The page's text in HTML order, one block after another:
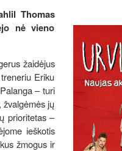
Thomas
nė vieno
žaidėjus
Eriku
– turi
žvalgėmės jų
prioritetas –
ieškotis
žmogus ir